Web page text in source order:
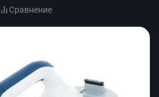
Сравнение